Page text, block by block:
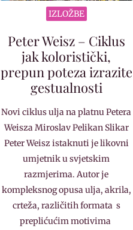
IZLOŽBE
Peter Weisz – Ciklus
jak koloristički,
prepun poteza izrazite
gestualnosti
Novi ciklus ulja na platnu Petera
Weisza Miroslav Pelikan Slikar
Peter Weisz istaknuti je likovni
umjetnik u svjetskim
razmjerima. Autor je
kompleksnog opusa ulja, akrila,
crteža, različitih formata s
preplićućim motivima